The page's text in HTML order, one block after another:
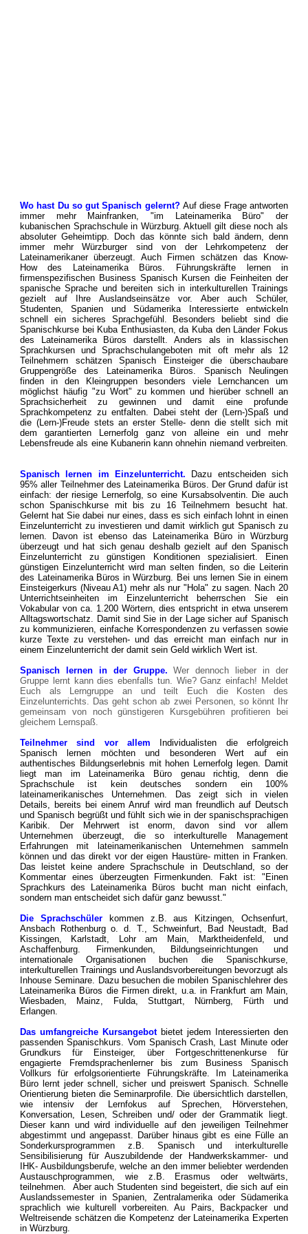
Wo hast Du so gut Spanisch gelernt?Auf diese Frage antworten
immer mehr Mainfranken, "im Lateinamerika Büro" der
kubanischen Sprachschule in Würzburg. Aktuell gilt diese noch als
absoluter Geheimtipp. Doch das könnte sich bald ändern, denn
immer mehr Würzburger sind von der Lehrkompetenz der
Lateinamerikaner überzeugt. Auch Firmen schätzen das Know-
How des Lateinamerika Büros. Führungskräfte lernen in
firmenspezifischen Business Spanisch Kursen die Feinheiten der
spanische Sprache und bereiten sich in interkulturellen Trainings
gezielt auf Ihre Auslandseinsätze vor. Aber auch Schüler,
Studenten, Spanien und Südamerika Interessierte entwickeln
schnell ein sicheres Sprachgefühl. Besonders beliebt sind die
Spanischkurse bei Kuba Enthusiasten, da Kuba den Länder Fokus
des Lateinamerika Büros darstellt. Anders als in klassischen
Sprachkursen und Sprachschulangeboten mit oft mehr als 12
Teilnehmern schätzen Spanisch Einsteiger die überschaubare
Gruppengröße des Lateinamerika Büros. Spanisch Neulingen
finden in den Kleingruppen besonders viele Lernchancen um
möglichst häufig "zu Wort" zu kommen und hierüber schnell an
Sprachsicherheit zu gewinnen und damit eine profunde
Sprachkompetenz zu entfalten. Dabei steht der (Lern-)Spaß und
die (Lern-)Freude stets an erster Stelle- denn die stellt sich mit
dem garantierten Lernerfolg ganz von alleine ein und mehr
Lebensfreude als eine Kubanerin kann ohnehin niemand verbreiten.
Spanisch lernen im Einzelunterricht. Dazu entscheiden sich
95% aller Teilnehmer des Lateinamerika Büros. Der Grund dafür ist
einfach: der riesige Lernerfolg, so eine Kursabsolventin. Die auch
schon Spanischkurse mit bis zu 16 Teilnehmern besucht hat.
Gelernt hat Sie dabei nur eines, dass es sich einfach lohnt in einen
Einzelunterricht zu investieren und damit wirklich gut Spanisch zu
lernen. Davon ist ebenso das Lateinamerika Büro in Würzburg
überzeugt und hat sich genau deshalb gezielt auf den Spanisch
Einzelunterricht zu günstigen Konditionen spezialisiert. Einen
günstigen Einzelunterricht wird man selten finden, so die Leiterin
des Lateinamerika Büros in Würzburg. Bei uns lernen Sie in einem
Einsteigerkurs (Niveau A1) mehr als nur "Hola" zu sagen. Nach 20
Unterrichtseinheiten im Einzelunterricht beherrschen Sie ein
Vokabular von ca. 1.200 Wörtern, dies entspricht in etwa unserem
Alltagswortschatz. Damit sind Sie in der Lage sicher auf Spanisch
zu kommunizieren, einfache Korrespondenzen zu verfassen sowie
kurze Texte zu verstehen- und das erreicht man einfach nur in
einem Einzelunterricht der damit sein Geld wirklich Wert ist.
Spanisch lernen in der Gruppe.Wer dennoch lieber in der
Gruppe lernt kann dies ebenfalls tun. Wie? Ganz einfach! Meldet
Euch als Lerngruppe an und teilt Euch die Kosten des
Einzelunterrichts. Das geht schon ab zwei Personen, so könnt Ihr
gemeinsam von noch günstigeren Kursgebühren profitieren bei
gleichem Lernspaß.
Teilnehmer sind vor allem Individualisten die erfolgreich
Spanisch lernen möchten und besonderen Wert auf ein
authentisches Bildungserlebnis mit hohen Lernerfolg legen. Damit
liegt man im Lateinamerika Büro genau richtig, denn die
Sprachschule ist kein deutsches sondern ein 100%
lateinamerikanisches Unternehmen. Das zeigt sich in vielen
Details, bereits bei einem Anruf wird man freundlich auf Deutsch
und Spanisch begrüßt und fühlt sich wie in der spanischsprachigen
Karibik. Der Mehrwert ist enorm, davon sind vor allem
Unternehmen überzeugt, die so interkulturelle Management
Erfahrungen mit lateinamerikanischen Unternehmen sammeln
können und das direkt vor der eigen Haustüre- mitten in Franken.
Das leistet keine andere Sprachschule in Deutschland, so der
Kommentar eines überzeugten Firmenkunden. Fakt ist: "Einen
Sprachkurs des Lateinamerika Büros bucht man nicht einfach,
sondern man entscheidet sich dafür ganz bewusst."
Die Sprachschülerkommen z.B. aus Kitzingen, Ochsenfurt,
Ansbach Rothenburg o. d. T., Schweinfurt, Bad Neustadt, Bad
Kissingen, Karlstadt, Lohr am Main, Marktheidenfeld, und
Aschaffenburg. Firmenkunden, Bildungseinrichtungen und
internationale Organisationen buchen die Spanischkurse,
interkulturellen Trainings und Auslandsvorbereitungen bevorzugt als
Inhouse Seminare. Dazu besuchen die mobilen Spanischlehrer des
Lateinamerika Büros die Firmen direkt, u.a. in Frankfurt am Main,
Wiesbaden, Mainz, Fulda, Stuttgart, Nürnberg, Fürth und
Erlangen.
Das umfangreiche Kursangebotbietet jedem Interessierten den
passenden Spanischkurs. Vom Spanisch Crash, Last Minute oder
Grundkurs für Einsteiger, über Fortgeschrittenenkurse für
engagierte Fremdsprachenlerner bis zum Business Spanisch
Vollkurs für erfolgsorientierte Führungskräfte. Im Lateinamerika
Büro lernt jeder schnell, sicher und preiswert Spanisch. Schnelle
Orientierung bieten die Seminarprofile. Die übersichtlich darstellen,
wie intensiv der Lernfokus auf Sprechen, Hörverstehen,
Konversation, Lesen, Schreiben und/ oder der Grammatik liegt.
Dieser kann und wird individuelle auf den jeweiligen Teilnehmer
abgestimmt und angepasst. Darüber hinaus gibt es eine Fülle an
Sonderkursprogrammen z.B. Spanisch und interkulturelle
Sensibilisierung für Auszubildende der Handwerkskammer- und
IHK- Ausbildungsberufe, welche an den immer beliebter werdenden
Austauschprogrammen, wie z.B. Erasmus oder weltwärts,
teilnehmen. Aber auch Studenten sind begeistert, die sich auf ein
Auslandssemester in Spanien, Zentralamerika oder Südamerika
sprachlich wie kulturell vorbereiten. Au Pairs, Backpacker und
Weltreisende schätzen die Kompetenz der Lateinamerika Experten
in Würzburg.